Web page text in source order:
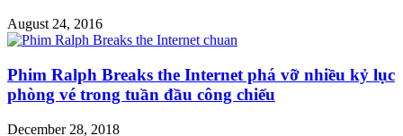
August 24, 2016
Phim Ralph Breaks the Internet phá vỡ nhiều kỷ lục
phòng vé trong tuần đầu công chiếu
December 28, 2018